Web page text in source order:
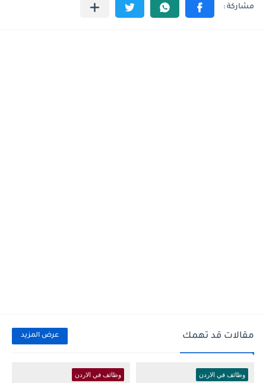
مقالات قد تهمك عرض المزيد
وظائف في الاردن وظائف في الاردن